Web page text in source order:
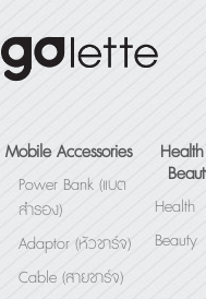
Mobile Accessories
Power Bank (แบต
สำรอง)
Adaptor (หัวชาร์จ)
Cable (สายชาร์จ)
Health
Beauty